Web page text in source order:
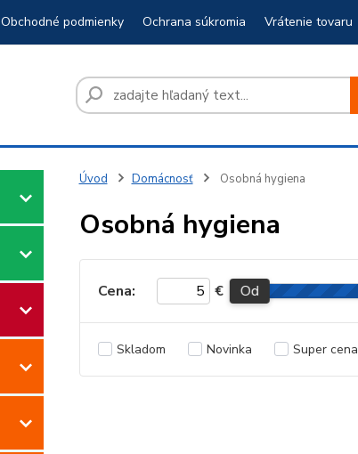
Obchodné podmienky Ochrana súkromia Vrátenie tovaru
Úvod Domácnosť Osobná hygiena
Osobná hygiena
Cena: € Od
Skladom Novinka Super cena